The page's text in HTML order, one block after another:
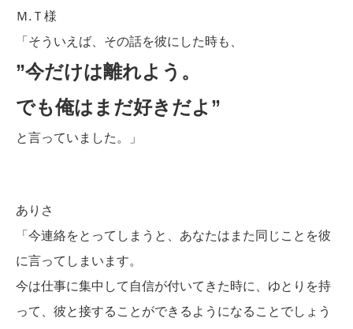
Ｍ.Ｔ様
「そういえば、その話を彼にした時も、
”今だけは離れよう。
でも俺はまだ好きだよ”
と言っていました。」
ありさ
「今連絡をとってしまうと、あなたはまた同じことを彼
に言ってしまいます。
今は仕事に集中して自信が付いてきた時に、ゆとりを持
って、彼と接することができるようになることでしょう